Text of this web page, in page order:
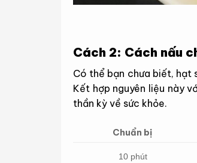
Cách 2: Cách nấu
Có thể bạn chưa biết, hạt
Kết hợp nguyên liệu này
thần kỳ về sức khỏe.
Chuẩn bị
10 phút